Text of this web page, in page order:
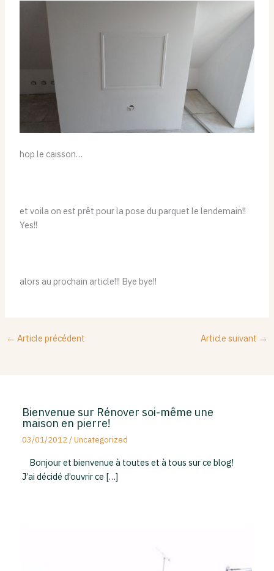
hop le caisson…
et voila on est prêt pour la pose du parquet le lendemain!!
Yes!!
alors au prochain article!!! Bye bye!!
← Article précédent Article suivant →
Bienvenue sur Rénover soi-même une
maison en pierre!
03/01/2012/Uncategorized
Bonjour et bienvenue à toutes et à tous sur ce blog!
J’ai décidé d’ouvrir ce […]